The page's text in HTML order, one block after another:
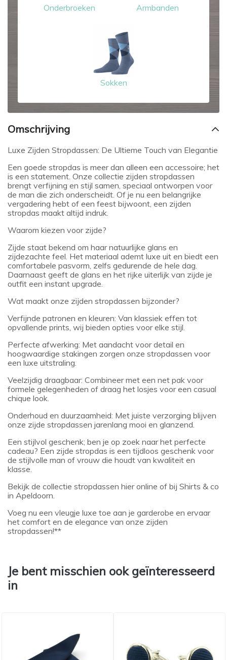
Onderbroeken Armbanden
Sokken
Omschrijving
Luxe Zijden Stropdassen: De Ultieme Touch van Elegantie
Een goede stropdas is meer dan alleen een accessoire; het
is een statement. Onze collectie zijden stropdassen
brengt verfijning en stijl samen, speciaal ontworpen voor
de man die zich onderscheidt. Of je nu een belangrijke
vergadering hebt of een feest bijwoont, een zijden
stropdas maakt altijd indruk.
Waarom kiezen voor zijde?
Zijde staat bekend om haar natuurlijke glans en
zijdezachte feel. Het materiaal ademt luxe uit en biedt een
comfortabele pasvorm, zelfs gedurende de hele dag.
Daarnaast geeft de glans en het rijke uiterlijk van zijde je
outfit een instant upgrade.
Wat maakt onze zijden stropdassen bijzonder?
Verfijnde patronen en kleuren: Van klassiek effen tot
opvallende prints, wij bieden opties voor elke stijl.
Perfecte afwerking: Met aandacht voor detail en
hoogwaardige stakingen zorgen onze stropdassen voor
een luxe uitstraling.
Veelzijdig draagbaar: Combineer met een net pak voor
formele gelegenheden of draag het losjes voor een casual
chique look.
Onderhoud en duurzaamheid: Met juiste verzorging blijven
onze zijde stropdassen jarenlang mooi en glanzend.
Een stijlvol geschenk; ben je op zoek naar het perfecte
cadeau? Een zijde stropdas is een tijdloos geschenk voor
de stijlvolle man of vrouw die houdt van kwaliteit en
klasse.
Bekijk de collectie stropdassen hier online of bij Shirts & co
in Apeldoorn.
Voeg nu een vleugje luxe toe aan je garderobe en ervaar
het comfort en de elegance van onze zijden
stropdassen!**
Je bent misschien ook geïnteresseerd
in